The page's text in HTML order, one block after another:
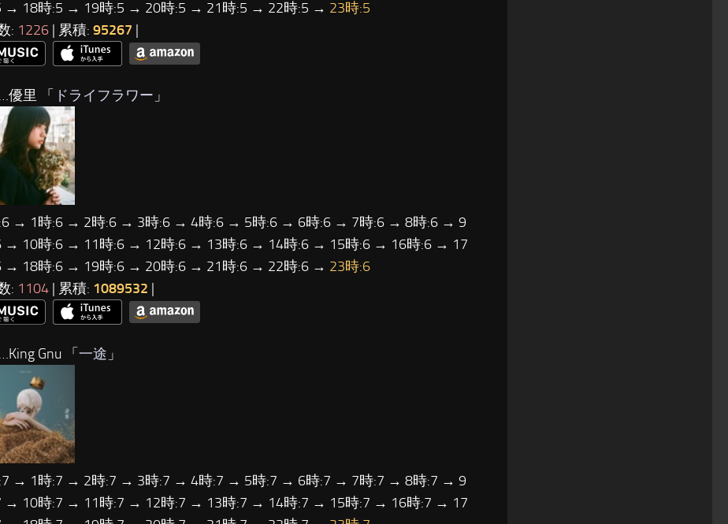
→ 18時:5 → 19時:5 → 20時:5 → 21時:5 → 22時:5 → 23時:5
: 1226 | 累積: 95267 |
優里 「 ドライフラワー 」
→ 1時:6 → 2時:6 → 3時:6 → 4時:6 → 5時:6 → 6時:6 → 7時:6 → 8時:6 → 9
→ 10時:6 → 11時:6 → 12時:6 → 13時:6 → 14時:6 → 15時:6 → 16時:6 → 17
→ 18時:6 → 19時:6 → 20時:6 → 21時:6 → 22時:6 → 23時:6
: 1104 | 累積: 1089532 |
Gnu 「 一途 」
→ 1時:7 → 2時:7 → 3時:7 → 4時:7 → 5時:7 → 6時:7 → 7時:7 → 8時:7 → 9
→ 10時:7 → 11時:7 → 12時:7 → 13時:7 → 14時:7 → 15時:7 → 16時:7 → 17